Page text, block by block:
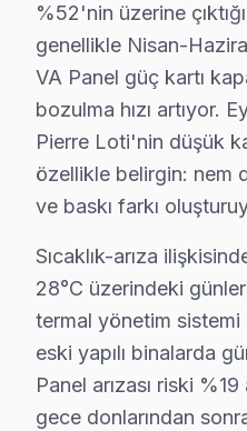
"Hi-Level VA Panel için
"Eyüp'nin her
bu TV VA Panel
Güç yönetimi devresi
Hi-Level LED panel
Eyüp'deki Hi-Level
Üçüncü temas — Saha
Dördüncü temas —
Eyüp'de Hi-Level
Bu rakamlar Eyüp'deki
Fiyatlandırma
%52'nin üzerine
genellikle Nisan-
VA Panel güç kartı
bozulma hızı artıyor.
Pierre Loti'nin düşük
özellikle belirgin: nem
ve baskı farkı
Sıcaklık-arıza
28°C üzerindeki
termal yönetim sistemi
eski yapılı binalarda
Panel arızası riski
gece donlarından